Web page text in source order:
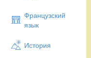
Французский
язык
История